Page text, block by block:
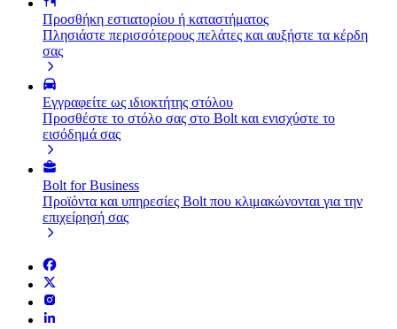
Προσθήκη εστιατορίου ή καταστήματος
Πλησιάστε περισσότερους πελάτες και αυξήστε τα κέρδη
σας
Εγγραφείτε ως ιδιοκτήτης στόλου
Προσθέστε το στόλο σας στο Bolt και ενισχύστε το
εισόδημά σας
Bolt for Business
Προϊόντα και υπηρεσίες Bolt που κλιμακώνονται για την
επιχείρησή σας